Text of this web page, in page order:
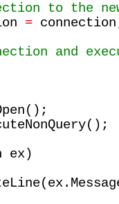
to the
=
and
ex)